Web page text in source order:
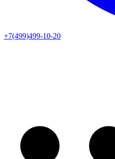
+7(499)499-10-20